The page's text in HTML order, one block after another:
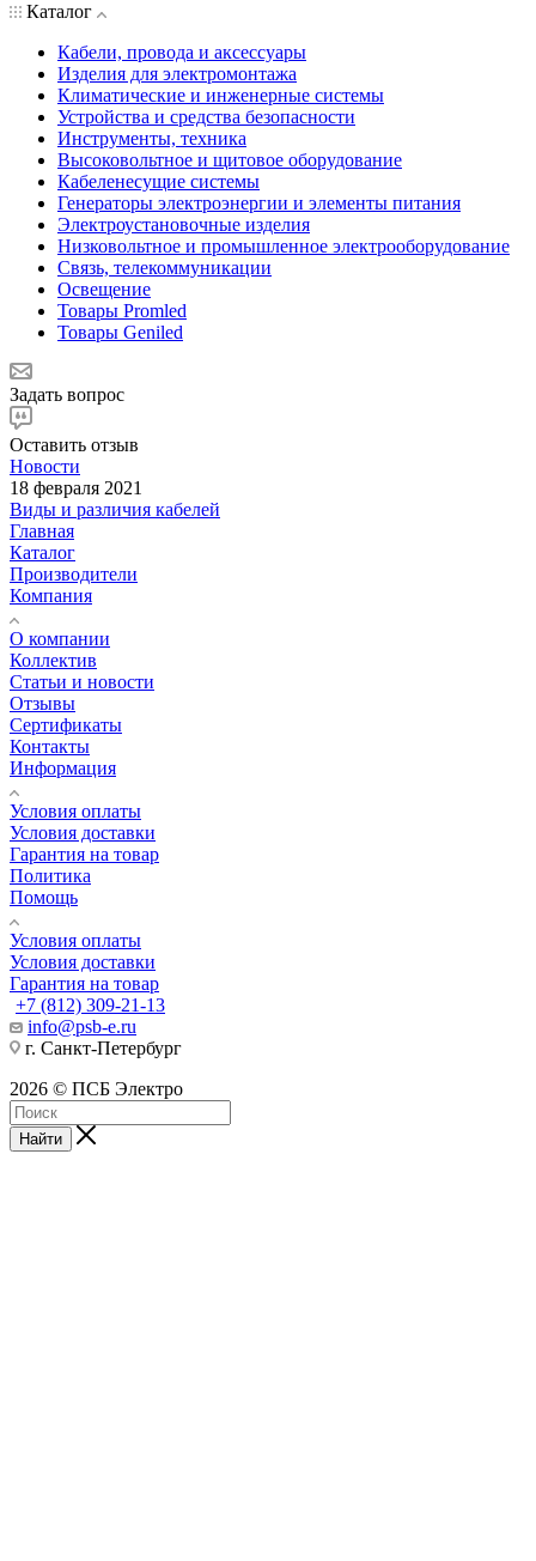
Каталог
Кабели, провода и аксессуары
Изделия для электромонтажа
Климатические и инженерные системы
Устройства и средства безопасности
Инструменты, техника
Высоковольтное и щитовое оборудование
Кабеленесущие системы
Генераторы электроэнергии и элементы питания
Электроустановочные изделия
Низковольтное и промышленное электрооборудование
Связь, телекоммуникации
Освещение
Товары Promled
Товары Geniled
Задать вопрос
Оставить отзыв
Новости
18 февраля 2021
Виды и различия кабелей
Главная
Каталог
Производители
Компания
О компании
Коллектив
Статьи и новости
Отзывы
Сертификаты
Контакты
Информация
Условия оплаты
Условия доставки
Гарантия на товар
Политика
Помощь
Условия оплаты
Условия доставки
Гарантия на товар
+7 (812) 309-21-13
info@psb-e.ru
г. Санкт-Петербург
2026 © ПСБ Электро
Найти